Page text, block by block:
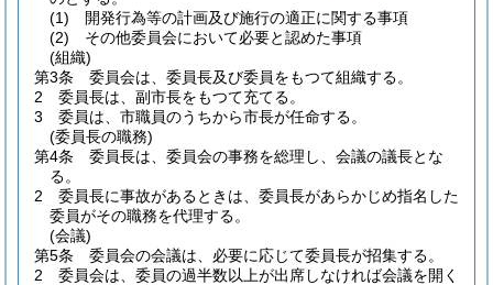
(1)
開発行為等の計画及び施行の適正に関する事項
(2)
その他委員会において必要と認めた事項
(組織)
第3条
委員会は、委員長及び委員をもつて組織する。
2
委員長は、副市長をもつて充てる。
3
委員は、市職員のうちから市長が任命する。
(委員長の職務)
第4条
委員長は、委員会の事務を総理し、会議の議長とな
る。
2
委員長に事故があるときは、委員長があらかじめ指名した
委員がその職務を代理する。
(会議)
第5条
委員会の会議は、必要に応じて委員長が招集する。
2
委員会は、委員の過半数以上が出席しなければ会議を開く